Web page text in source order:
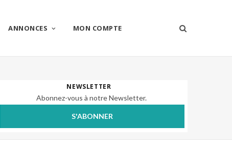
ANNONCES MON COMPTE
NEWSLETTER
Abonnez-vous à notre Newsletter.
S'ABONNER